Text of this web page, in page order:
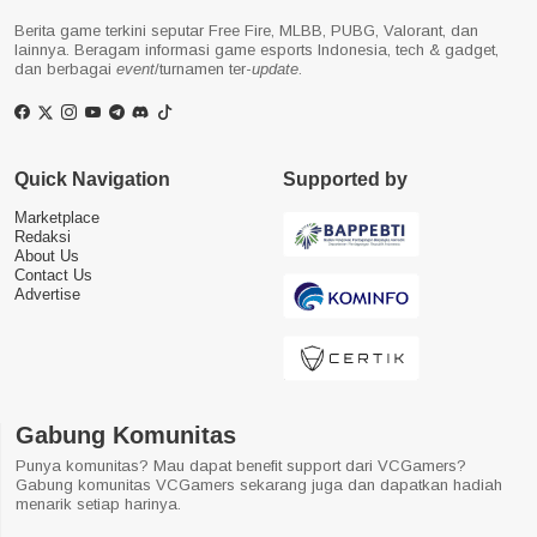
Berita game terkini seputar Free Fire, MLBB, PUBG, Valorant, dan
lainnya. Beragam informasi game esports Indonesia, tech & gadget,
dan berbagai event/turnamen ter-update.
Quick Navigation
Marketplace
Redaksi
About Us
Contact Us
Advertise
Supported by
Gabung Komunitas
Punya komunitas? Mau dapat benefit support dari VCGamers?
Gabung komunitas VCGamers sekarang juga dan dapatkan hadiah
menarik setiap harinya.